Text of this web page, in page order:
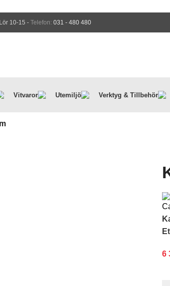
10-15 - Telefon: 031 - 480 480
Vitvaror Utemiljö Verktyg & Tillbehör
6